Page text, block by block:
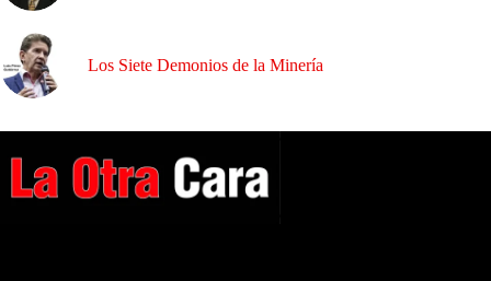
Los Siete Demonios de la Minería